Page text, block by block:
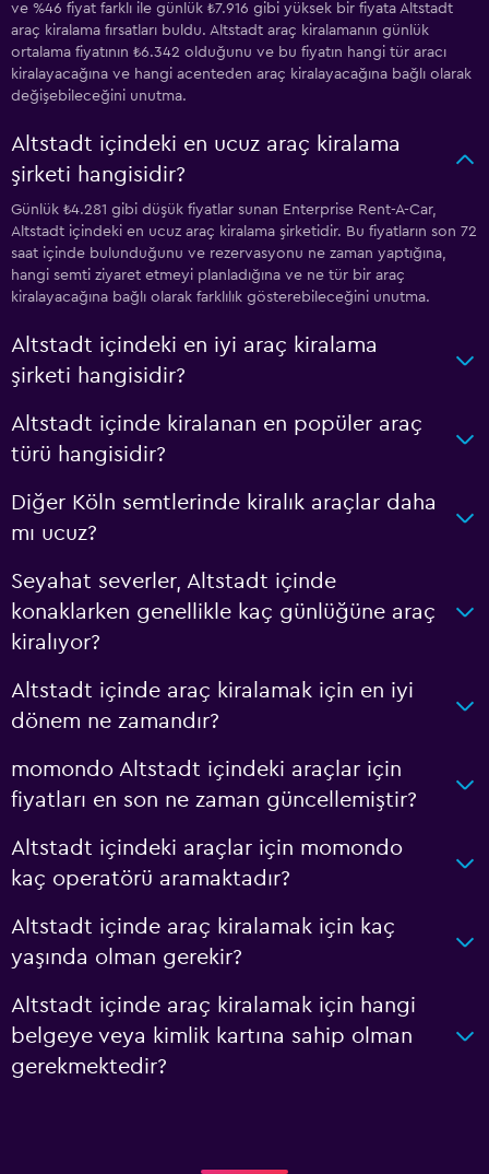
ve %46 fiyat farklı ile günlük ₺7.916 gibi yüksek bir fiyata Altstadt
araç kiralama fırsatları buldu. Altstadt araç kiralamanın günlük
ortalama fiyatının ₺6.342 olduğunu ve bu fiyatın hangi tür aracı
kiralayacağına ve hangi acenteden araç kiralayacağına bağlı olarak
değişebileceğini unutma.
Altstadt içindeki en ucuz araç kiralama
şirketi hangisidir?
Günlük ₺4.281 gibi düşük fiyatlar sunan Enterprise Rent-A-Car,
Altstadt içindeki en ucuz araç kiralama şirketidir. Bu fiyatların son 72
saat içinde bulunduğunu ve rezervasyonu ne zaman yaptığına,
hangi semti ziyaret etmeyi planladığına ve ne tür bir araç
kiralayacağına bağlı olarak farklılık gösterebileceğini unutma.
Altstadt içindeki en iyi araç kiralama
şirketi hangisidir?
Altstadt içinde kiralanan en popüler araç
türü hangisidir?
Diğer Köln semtlerinde kiralık araçlar daha
mı ucuz?
Seyahat severler, Altstadt içinde
konaklarken genellikle kaç günlüğüne araç
kiralıyor?
Altstadt içinde araç kiralamak için en iyi
dönem ne zamandır?
momondo Altstadt içindeki araçlar için
fiyatları en son ne zaman güncellemiştir?
Altstadt içindeki araçlar için momondo
kaç operatörü aramaktadır?
Altstadt içinde araç kiralamak için kaç
yaşında olman gerekir?
Altstadt içinde araç kiralamak için hangi
belgeye veya kimlik kartına sahip olman
gerekmektedir?